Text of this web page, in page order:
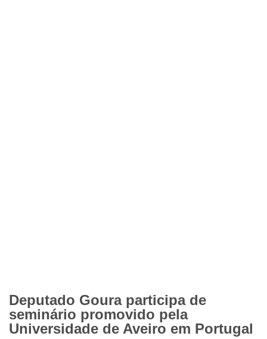
Deputado Goura participa de
seminário promovido pela
Universidade de Aveiro em Portugal